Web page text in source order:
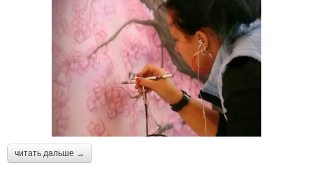
читать дальше →